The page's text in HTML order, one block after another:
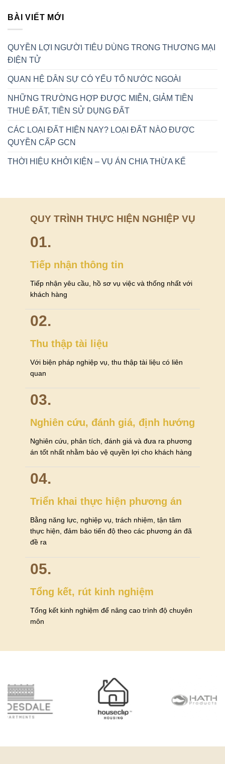
QUYỀN
CẤP
ÁN
KẾ
BÀI VIẾT MỚI
QUYỀN LỢI NGƯỜI TIÊU DÙNG TRONG THƯƠNG MẠI
ĐIỆN TỬ
QUAN HỆ DÂN SỰ CÓ YẾU TỐ NƯỚC NGOÀI
NHỮNG TRƯỜNG HỢP ĐƯỢC MIỄN, GIẢM TIỀN
THUÊ ĐẤT, TIỀN SỬ DỤNG ĐẤT
CÁC LOẠI ĐẤT HIỆN NAY? LOẠI ĐẤT NÀO ĐƯỢC
QUYỀN CẤP GCN
THỜI HIỆU KHỞI KIỆN – VỤ ÁN CHIA THỪA KẾ
QUY TRÌNH THỰC HIỆN NGHIỆP VỤ
01.
Tiếp nhận thông tin
Tiếp nhận yêu cầu, hồ sơ vụ việc và thống nhất với
khách hàng
02.
Thu thập tài liệu
Với biện pháp nghiệp vụ, thu thập tài liệu có liên
quan
03.
Nghiên cứu, đánh giá, định hướng
Nghiên cứu, phân tích, đánh giá và đưa ra phương
án tốt nhất nhằm bảo vệ quyền lợi cho khách hàng
04.
Triển khai thực hiện phương án
Bằng năng lực, nghiệp vụ, trách nhiệm, tận tâm
thực hiện, đảm bảo tiến độ theo các phương án đã
đề ra
05.
Tổng kết, rút kinh nghiệm
Tổng kết kinh nghiệm để nâng cao trình độ chuyên
môn